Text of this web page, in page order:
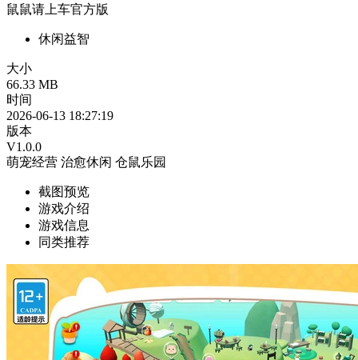
鼠鼠请上车官方版
休闲益智
大小
66.33 MB
时间
2026-06-13 18:27:19
版本
V1.0.0
萌宠经营 治愈休闲 仓鼠乐园
截图预览
游戏介绍
游戏信息
同类推荐